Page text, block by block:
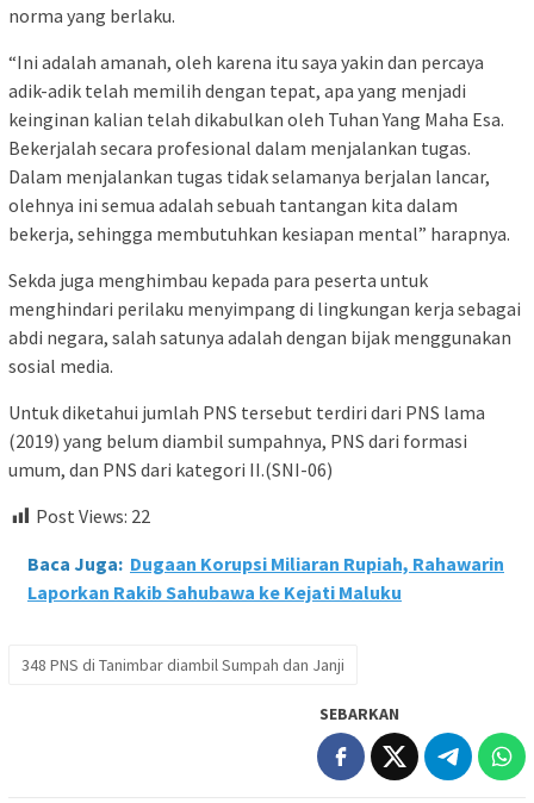
norma yang berlaku.
“Ini adalah amanah, oleh karena itu saya yakin dan percaya
adik-adik telah memilih dengan tepat, apa yang menjadi
keinginan kalian telah dikabulkan oleh Tuhan Yang Maha Esa.
Bekerjalah secara profesional dalam menjalankan tugas.
Dalam menjalankan tugas tidak selamanya berjalan lancar,
olehnya ini semua adalah sebuah tantangan kita dalam
bekerja, sehingga membutuhkan kesiapan mental” harapnya.
Sekda juga menghimbau kepada para peserta untuk
menghindari perilaku menyimpang di lingkungan kerja sebagai
abdi negara, salah satunya adalah dengan bijak menggunakan
sosial media.
Untuk diketahui jumlah PNS tersebut terdiri dari PNS lama
(2019) yang belum diambil sumpahnya, PNS dari formasi
umum, dan PNS dari kategori II.(SNI-06)
Post Views: 22
Baca Juga: Dugaan Korupsi Miliaran Rupiah, Rahawarin
Laporkan Rakib Sahubawa ke Kejati Maluku
348 PNS di Tanimbar diambil Sumpah dan Janji
SEBARKAN